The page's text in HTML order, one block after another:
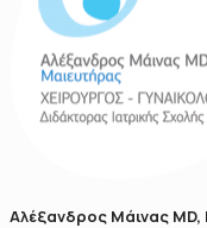
Αλέξανδρος Μάινας MD,